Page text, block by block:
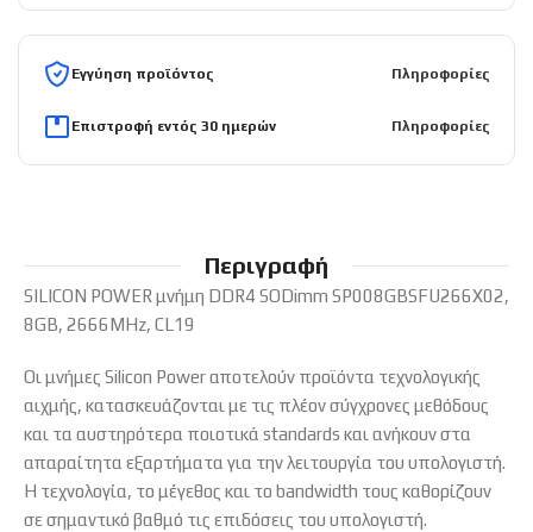
Εγγύηση προϊόντος Πληροφορίες
Επιστροφή εντός 30 ημερών Πληροφορίες
Περιγραφή
SILICON POWER μνήμη DDR4 SODimm SP008GBSFU266X02,
8GB, 2666MHz, CL19
Οι μνήμες Silicon Power αποτελούν προϊόντα τεχνολογικής
αιχμής, κατασκευάζονται με τις πλέον σύγχρονες μεθόδους
και τα αυστηρότερα ποιοτικά standards και ανήκουν στα
απαραίτητα εξαρτήματα για την λειτουργία του υπολογιστή.
Η τεχνολογία, το μέγεθος και το bandwidth τους καθορίζουν
σε σημαντικό βαθμό τις επιδόσεις του υπολογιστή.